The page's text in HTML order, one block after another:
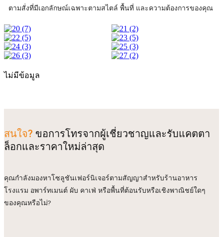
ตามสั่งที่มีเอกลักษณ์เฉพาะตามสไตล์ พื้นที่ และความต้องการของคุณ
ไม่มีข้อมูล
สนใจ? ขอการโทรจากผู้เชี่ยวชาญและรับแคตตา
ล็อกและราคาใหม่ล่าสุด
คุณกำลังมองหาโซลูชันเฟอร์นิเจอร์ตามสัญญาสำหรับร้านอาหาร
โรงแรม อพาร์ทเมนต์ ผับ คาเฟ่ หรือพื้นที่ต้อนรับหรือเชิงพาณิชย์ใดๆ
ของคุณหรือไม่?